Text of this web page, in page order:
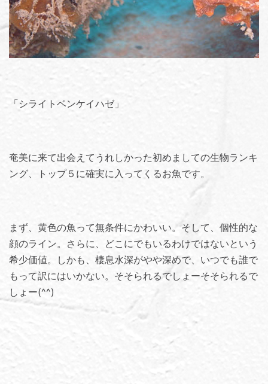
「シライトベンケイハゼ」
奄美に来て出会えてうれしかった初めましての生物ランキ
ング、トップ５に確実に入ってくるお魚です。
まず、黄色の魚って無条件にかわいい。そして、個性的な
顔のライン。さらに、どこにでもいるわけではないという
希少価値。しかも、棲息水深がやや深めで、いつでも誰で
もって訳にはいかない。そそられるでしょーそそられるで
しょー(^^)